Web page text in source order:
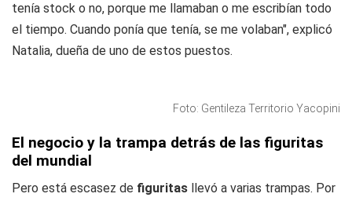
tenía stock o no, porque me llamaban o me escribían todo
el tiempo. Cuando ponía que tenía, se me volaban", explicó
Natalia, dueña de uno de estos puestos.
Foto: Gentileza Territorio Yacopini
El negocio y la trampa detrás de las figuritas
del mundial
Pero está escasez de figuritas llevó a varias trampas. Por